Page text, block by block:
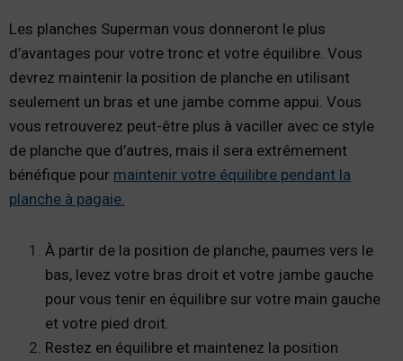
Les planches Superman vous donneront le plus
d’avantages pour votre tronc et votre équilibre. Vous
devrez maintenir la position de planche en utilisant
seulement un bras et une jambe comme appui. Vous
vous retrouverez peut-être plus à vaciller avec ce style
de planche que d’autres, mais il sera extrêmement
bénéfique pour maintenir votre équilibre pendant la
planche à pagaie.
À partir de la position de planche, paumes vers le
bas, levez votre bras droit et votre jambe gauche
pour vous tenir en équilibre sur votre main gauche
et votre pied droit.
Restez en équilibre et maintenez la position